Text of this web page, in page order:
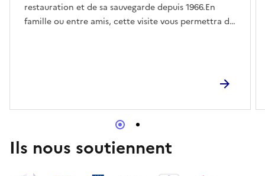
restauration et de sa sauvegarde depuis 1966.En
famille ou entre amis, cette visite vous permettra de
Ils nous soutiennent